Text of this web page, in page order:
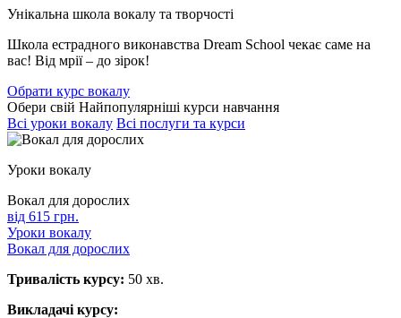
Унікальна школа вокалу та творчості
Школа естрадного виконавства Dream School чекає саме на
вас! Від мрії – до зірок!
Обрати курс вокалу
Обери свій Найпопулярніші курси навчання
Всi уроки вокалу Всi послуги та курси
Уроки вокалу
Вокал для дорослих
вiд 615 грн.
Уроки вокалу
Вокал для дорослих
Тривалість курсу: 50 хв.
Викладачі курсу: